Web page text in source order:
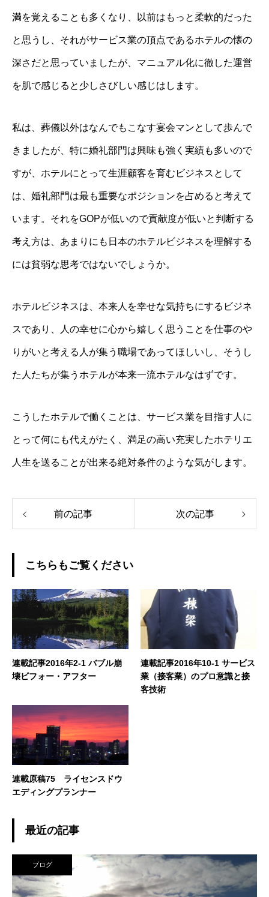
満を覚えることも多くなり、以前はもっと柔軟的だった
と思うし、それがサービス業の頂点であるホテルの懐の
深さだと思っていましたが、マニュアル化に徹した運営
を肌で感じると少しさびしい感じはします。
私は、葬儀以外はなんでもこなす宴会マンとして歩んで
きましたが、特に婚礼部門は興味も強く実績も多いので
すが、ホテルにとって生涯顧客を育むビジネスとして
は、婚礼部門は最も重要なポジションを占めると考えて
います。それをGOPが低いので貢献度が低いと判断する
考え方は、あまりにも日本のホテルビジネスを理解する
には貧弱な思考ではないでしょうか。
ホテルビジネスは、本来人を幸せな気持ちにするビジネ
スであり、人の幸せに心から嬉しく思うことを仕事のや
りがいと考える人が集う職場であってほしいし、そうし
た人たちが集うホテルが本来一流ホテルなはずです。
こうしたホテルで働くことは、サービス業を目指す人に
とって何にも代えがたく、満足の高い充実したホテリエ
人生を送ることが出来る絶対条件のような気がします。
前の記事 次の記事
こちらもご覧ください
連載記事2016年2-1 バブル崩
壊ビフォー・アフター
連載記事2016年10-1 サービス
業（接客業）のプロ意識と接
客技術
連載原稿75 ライセンスドウ
エディングプランナー
最近の記事
ブログ